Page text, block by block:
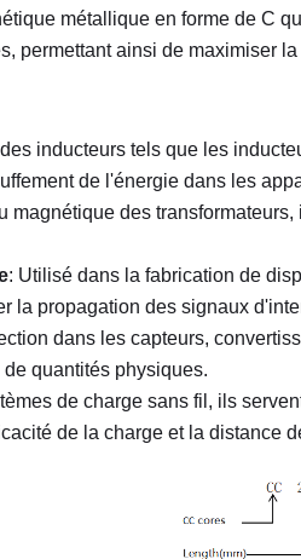
métallique en forme de C
permettant ainsi de maximiser
inducteurs tels que les
de l'énergie dans les
magnétique des
: Utilisé dans la fabrication de
la propagation des signaux
dans les capteurs,
quantités physiques.
de charge sans fil, ils
de la charge et la distance